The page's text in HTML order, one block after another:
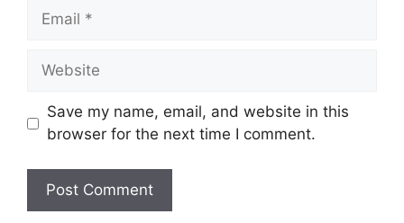
Email
Website
Save my name, email, and website in this
browser for the next time I comment.